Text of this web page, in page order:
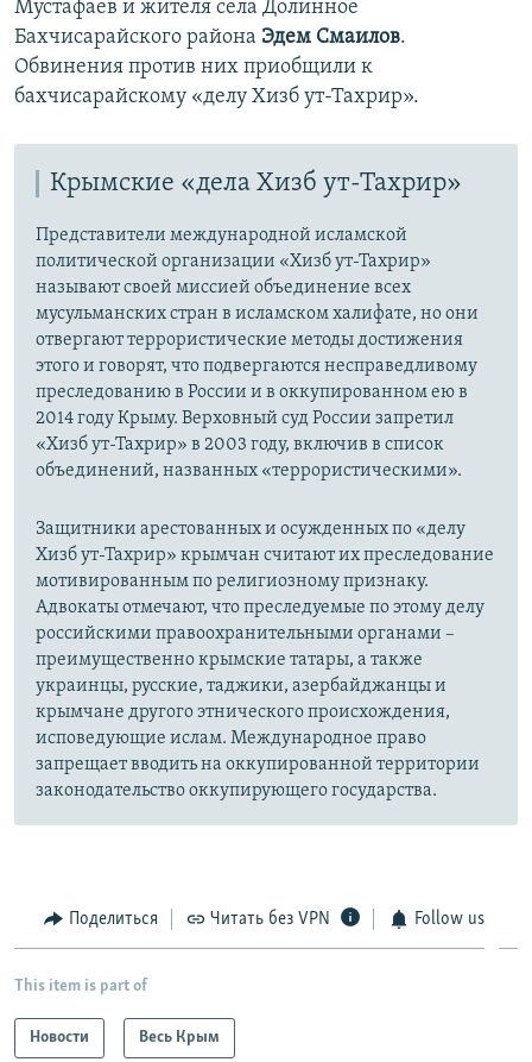
Мустафаев и жителя села Долинное
Бахчисарайского района Эдем Смаилов.
Обвинения против них приобщили к
бахчисарайскому «делу Хизб ут-Тахрир».
Крымские «дела Хизб ут-Тахрир»
Представители международной исламской
политической организации «Хизб ут-Тахрир»
называют своей миссией объединение всех
мусульманских стран в исламском халифате, но они
отвергают террористические методы достижения
этого и говорят, что подвергаются несправедливому
преследованию в России и в оккупированном ею в
2014 году Крыму. Верховный суд России запретил
«Хизб ут-Тахрир» в 2003 году, включив в список
объединений, названных «террористическими».
Защитники арестованных и осужденных по «делу
Хизб ут-Тахрир» крымчан считают их преследование
мотивированным по религиозному признаку.
Адвокаты отмечают, что преследуемые по этому делу
российскими правоохранительными органами –
преимущественно крымские татары, а также
украинцы, русские, таджики, азербайджанцы и
крымчане другого этнического происхождения,
исповедующие ислам. Международное право
запрещает вводить на оккупированной территории
законодательство оккупирующего государства.
Поделиться Читать без VPN Follow us
This item is part of
Новости Весь Крым